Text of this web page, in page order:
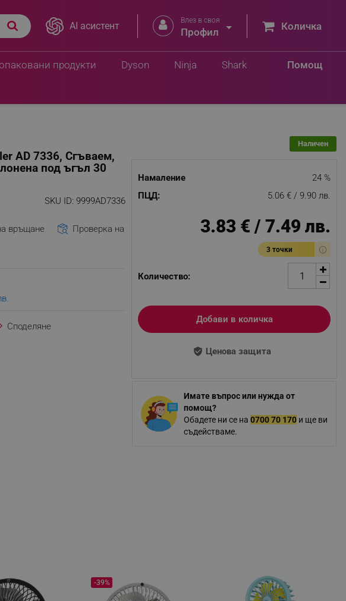
AI асистент  Влез в своя
Профил  Количка
продукти Помощ
Dyson Ninja Shark
AD 7336, Сгъваем,
под ъгъл 30
SKU ID: 9999AD7336
връщане
Проверка на
Споделяне
Наличен
Намаление
24 %
ПЦД:
5.06 € / 9.90 лв.
3.83 € / 7.49 лв.
3 точки
Количество:
Добави в количка
Ценова защита
Имате въпрос или нужда от
помощ?
Обадете ни се на 0700 70 170и ще ви
съдействаме.
-39%
5.06 € / 9.90 лв.
Добави в количка